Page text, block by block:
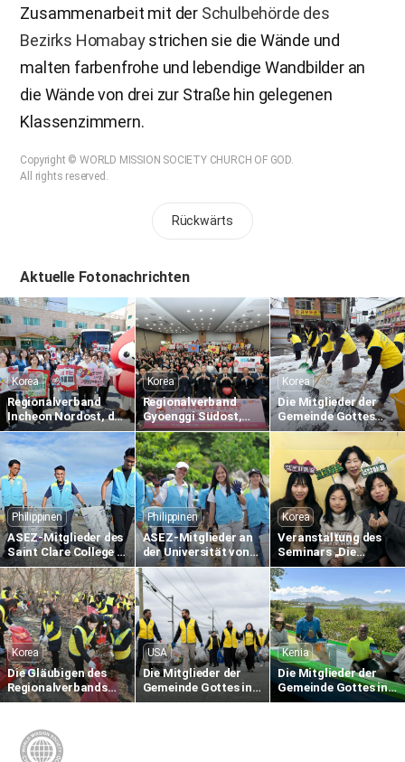
Zusammenarbeit mit der Schulbehörde des
Bezirks Homabaystrichen sie die Wände und
malten farbenfrohe und lebendige Wandbilder an
die Wände von drei zur Straße hin gelegenen
Klassenzimmern.
Copyright © WORLD MISSION SOCIETY CHURCH OF GOD.
All rights reserved.
Rückwärts
Aktuelle Fotonachrichten
Korea
Regionalverband
Incheon Nordost, der
1.895. weltweite
Blutspende-
Staffellauf aus
Passaliebe zum
Leben
Korea
Regionalverband
Gyoenggi Südost,
der 1.836. weltweite
Blutspende-
Staffellauf aus
Passaliebe zum
Leben
Korea
Die Mitglieder der
Gemeinde Gottes
räumen Schnee
entlang der Straße
Gimcheon in
Namsan-dong
Philippinen
ASEZ-Mitglieder des
Saint Clare College in
Caloocan auf den
Philippinen sammeln
Plastikmüll am
Strand
Philippinen
ASEZ-Mitglieder an
der Universität von
Südost-Philippinen
säubern das
Küstengebiet von
Tabok
Korea
Veranstaltung des
Seminars „Die
Sprache der Liebe
einer Mutter“ in der
Gemeinde in Gumi
Korea
Die Gläubigen des
Regionalverbands
Gangnam Süd führen
heruntergefallenen
Blättern und
USA
Die Mitglieder der
Gemeinde Gottes in
Bogota, New Jersey,
Kenia
Die Mitglieder der
Gemeinde Gottes in
Nairobi (Kenia)